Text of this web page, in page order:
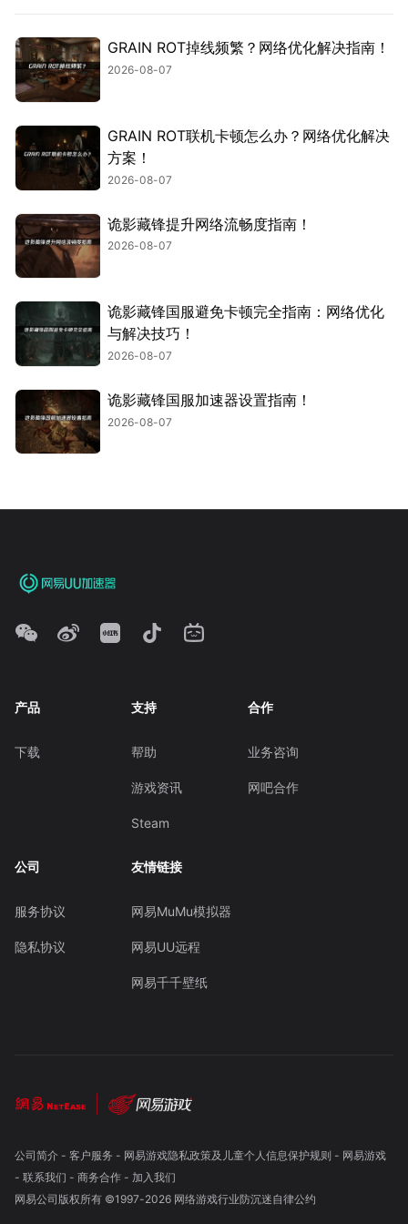
GRAIN ROT掉线频繁？网络优化解决指南！
2026-08-07
GRAIN ROT联机卡顿怎么办？网络优化解决
方案！
2026-08-07
诡影藏锋提升网络流畅度指南！
2026-08-07
诡影藏锋国服避免卡顿完全指南：网络优化
与解决技巧！
2026-08-07
诡影藏锋国服加速器设置指南！
2026-08-07
产品
下载
支持
帮助
游戏资讯
Steam
合作
业务咨询
网吧合作
公司
服务协议
隐私协议
友情链接
网易MuMu模拟器
网易UU远程
网易千千壁纸
公司简介- 客户服务 - 网易游戏隐私政策及儿童个人信息保护规则 - 网易游戏
- 联系我们 - 商务合作- 加入我们
网易公司版权所有 ©1997-2026 网络游戏行业防沉迷自律公约